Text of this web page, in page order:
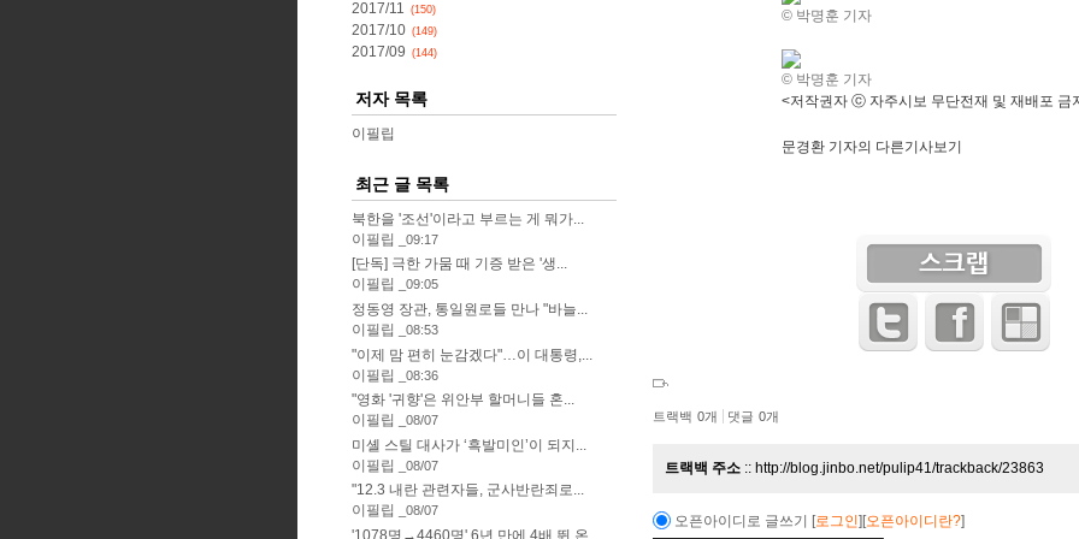
© 박명훈 기자
© 박명훈 기자
<저작권자 ⓒ 자주시보 무단전재 및 재배포 금
문경환 기자의 다른기사보기
트랙백 0개 댓글 0개
트랙백 주소 http://blog.jinbo.net/pulip41/trackback/23863
오픈아이디로 글쓰기 [로그인][오픈아이디란?]
2017/11 (150)
2017/10 (149)
2017/09 (144)
저자 목록
이필립
최근 글 목록
북한을 '조선'이라고 부르는 게 뭐가...
이필립
09:17
[단독] 극한 가뭄 때 기증 받은 '생...
이필립
09:05
정동영 장관, 통일원로들 만나 "바늘...
이필립
08:53
"이제 맘 편히 눈감겠다"…이 대통령,...
이필립
08:36
"영화 '귀향'은 위안부 할머니들 혼...
이필립
08/07
미셸 스틸 대사가 ‘흑발미인’이 되지...
이필립
08/07
"12.3 내란 관련자들, 군사반란죄로...
이필립
08/07
'1078명→4460명' 6년 만에 4배 뛴 온...